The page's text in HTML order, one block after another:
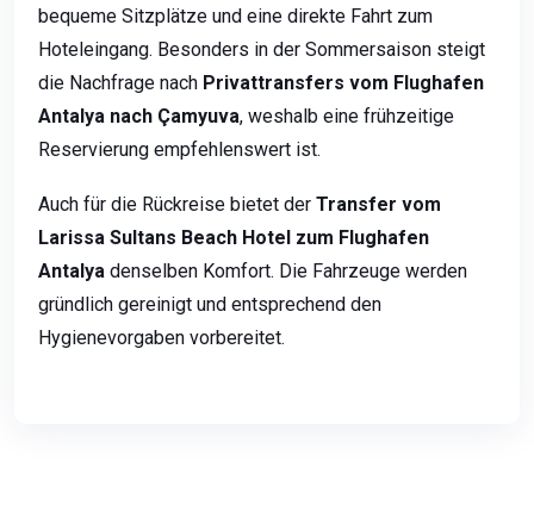
bequeme Sitzplätze und eine direkte Fahrt zum
Hoteleingang. Besonders in der Sommersaison steigt
die Nachfrage nach Privattransfers vom Flughafen
Antalya nach Çamyuva, weshalb eine frühzeitige
Reservierung empfehlenswert ist.
Auch für die Rückreise bietet der Transfer vom
Larissa Sultans Beach Hotel zum Flughafen
Antalya denselben Komfort. Die Fahrzeuge werden
gründlich gereinigt und entsprechend den
Hygienevorgaben vorbereitet.